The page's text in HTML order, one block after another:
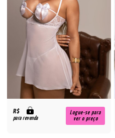
R$
para revenda
Logue-se para
ver o preço